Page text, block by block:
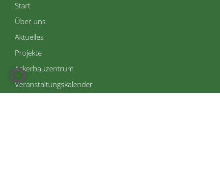
Start
Über uns
Aktuelles
Projekte
Ackerbauzentrum
Veranstaltungskalender